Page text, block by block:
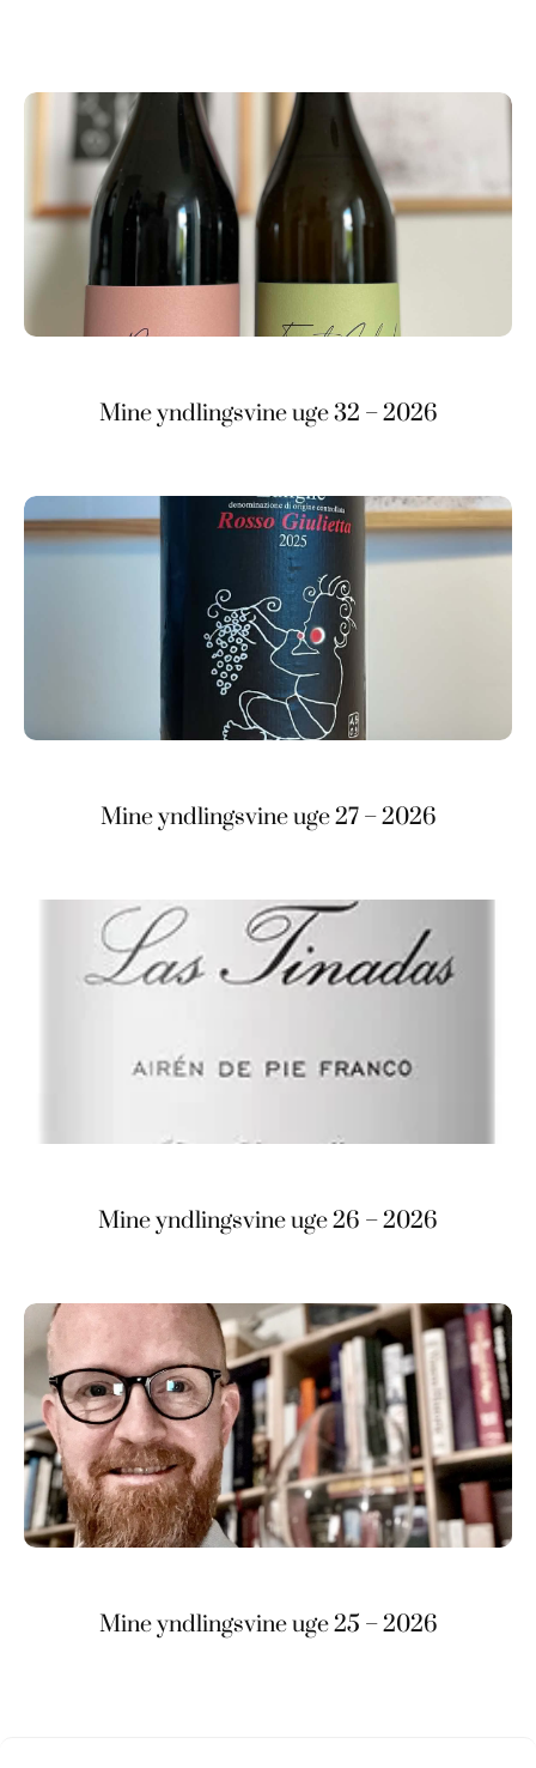
Mine yndlingsvine uge 32 – 2026
Mine yndlingsvine uge 27 – 2026
Mine yndlingsvine uge 26 – 2026
Mine yndlingsvine uge 25 – 2026